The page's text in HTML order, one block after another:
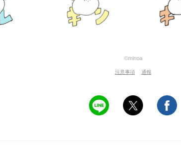
©minoa
注意事項 通報